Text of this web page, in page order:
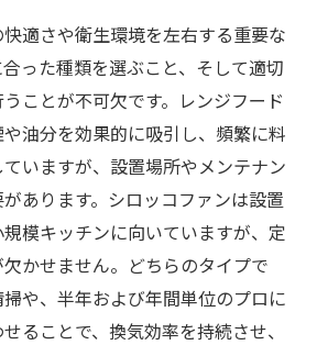
適さや衛生環境を左右する重要な
った種類を選ぶこと、そして適切
ことが不可欠です。レンジフード
油分を効果的に吸引し、頻繁に料
いますが、設置場所やメンテナン
あります。シロッコファンは設置
模キッチンに向いていますが、定
かせません。どちらのタイプで
や、半年および年間単位のプロに
ることで、換気効率を持続させ、